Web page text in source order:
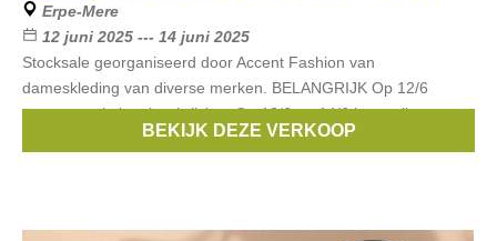
Erpe-Mere
12 juni 2025 --- 14 juni 2025
Stocksale georganiseerd door Accent Fashion van
dameskleding van diverse merken. BELANGRIJK Op 12/6
toegang enkel na inschrijving. Op 13/6 en 14/6 is er vrije
BEKIJK DEZE VERKOOP